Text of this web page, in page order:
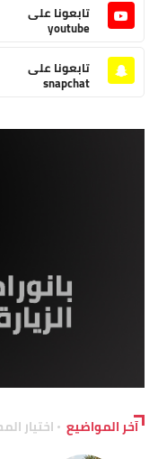
تابعونا على
youtube
تابعونا على
snapchat
آخر المواضيع اختيار